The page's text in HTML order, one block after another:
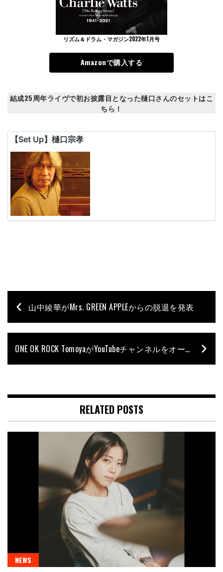
リズム＆ドラム・マガジン2022年1月号
Amazonで購入する
結成25周年ライヴで初お披露目となった樋口さんのセットはこ
ちら！
山中綾華がMrs. GREEN APPLEからの脱退を発表
ONE OK ROCK TomoyaがYouTubeチャンネルをオープン！
RELATED POSTS
NEWS